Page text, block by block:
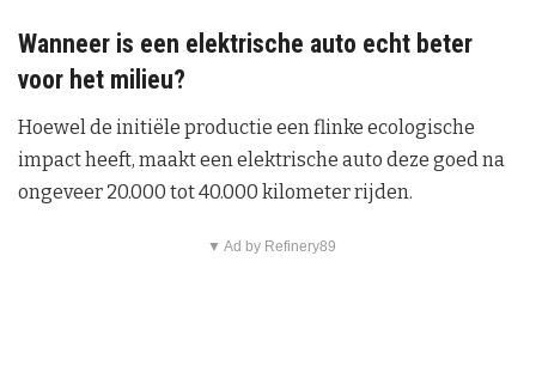
Wanneer is een elektrische auto echt beter
voor het milieu?
Hoewel de initiële productie een flinke ecologische
impact heeft, maakt een elektrische auto deze goed na
ongeveer 20.000 tot 40.000 kilometer rijden.
▼ Ad by Refinery89